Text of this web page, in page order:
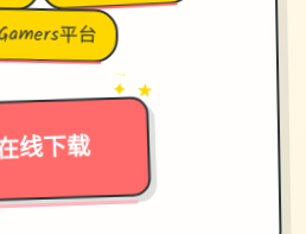
平台
线下载
→
✦ ★